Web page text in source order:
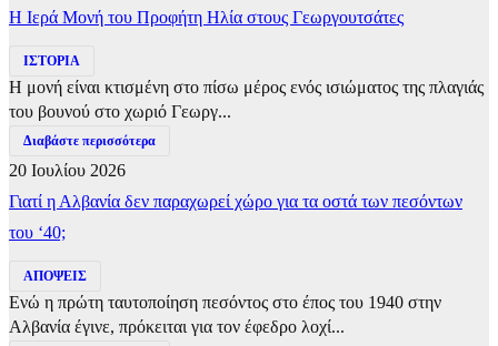
​Η Ιερά Μονή του Προφήτη Ηλία στους Γεωργουτσάτες
ΙΣΤΟΡΙΑ
Η μονή είναι κτισμένη στο πίσω μέρος ενός ισιώματος της πλαγιάς
του βουνού στο χωριό Γεωργ...
Διαβάστε περισσότερα
20 Ιουλίου 2026
Γιατί η Αλβανία δεν παραχωρεί χώρο για τα οστά των πεσόντων
του ‘40;
ΑΠΟΨΕΙΣ
Ενώ η πρώτη ταυτοποίηση πεσόντος στο έπος του 1940 στην
Αλβανία έγινε, πρόκειται για τον έφεδρο λοχί...